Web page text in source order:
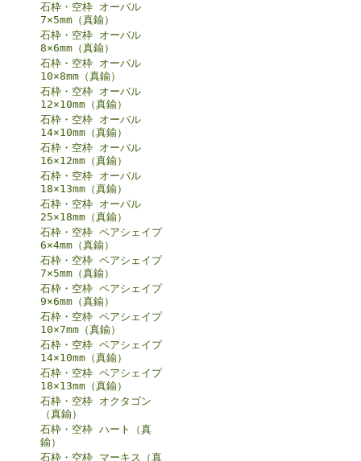
石枠・空枠 オーバル
7×5mm（真鍮）
石枠・空枠 オーバル
8×6mm（真鍮）
石枠・空枠 オーバル
10×8mm（真鍮）
石枠・空枠 オーバル
12×10mm（真鍮）
石枠・空枠 オーバル
14×10mm（真鍮）
石枠・空枠 オーバル
16×12mm（真鍮）
石枠・空枠 オーバル
18×13mm（真鍮）
石枠・空枠 オーバル
25×18mm（真鍮）
石枠・空枠 ペアシェイプ
6×4mm（真鍮）
石枠・空枠 ペアシェイプ
7×5mm（真鍮）
石枠・空枠 ペアシェイプ
9×6mm（真鍮）
石枠・空枠 ペアシェイプ
10×7mm（真鍮）
石枠・空枠 ペアシェイプ
14×10mm（真鍮）
石枠・空枠 ペアシェイプ
18×13mm（真鍮）
石枠・空枠 オクタゴン
（真鍮）
石枠・空枠 ハート（真
鍮）
石枠・空枠 マーキス（真